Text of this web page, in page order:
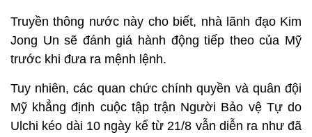
Truyền thông nước này cho biết, nhà lãnh đạo Kim
Jong Un sẽ đánh giá hành động tiếp theo của Mỹ
trước khi đưa ra mệnh lệnh.
Tuy nhiên, các quan chức chính quyền và quân đội
Mỹ khẳng định cuộc tập trận Người Bảo vệ Tự do
Ulchi kéo dài 10 ngày kể từ 21/8 vẫn diễn ra như đã